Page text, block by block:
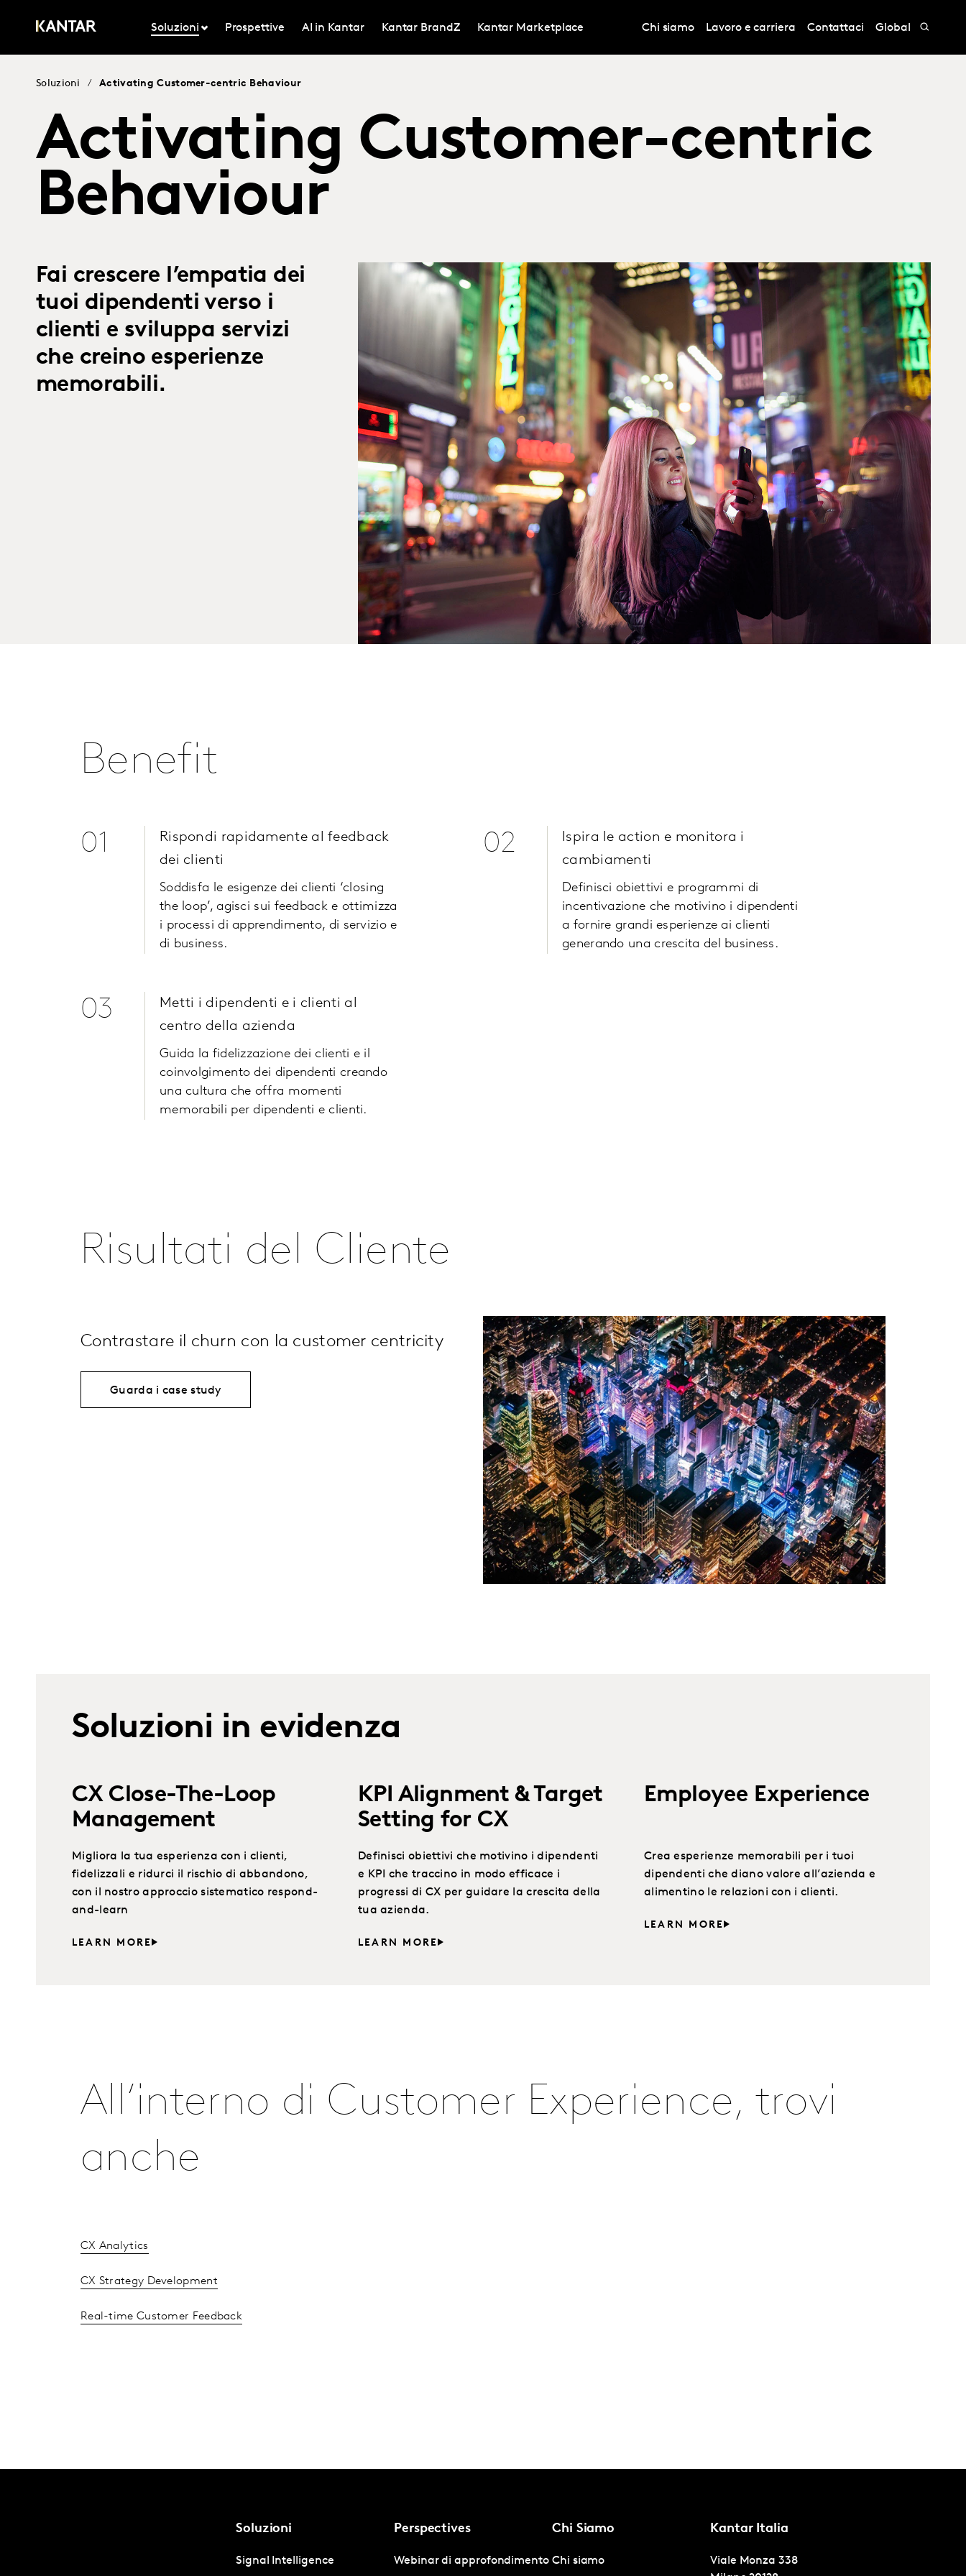
Soluzioni Prospettive AI in Kantar Kantar BrandZ Kantar Marketplace Chi siamo Lavoro e carriera Contattaci Global
Soluzioni / Activating Customer-centric Behaviour
Activating Customer-centric
Behaviour
Fai crescere l’empatia dei
tuoi dipendenti verso i
clienti e sviluppa servizi
che creino esperienze
memorabili.
Benefit
01
Rispondi rapidamente al feedback
dei clienti
Soddisfa le esigenze dei clienti ‘closing
the loop’, agisci sui feedback e ottimizza
i processi di apprendimento, di servizio e
di business.
02
Ispira le action e monitora i
cambiamenti
Definisci obiettivi e programmi di
incentivazione che motivino i dipendenti
a fornire grandi esperienze ai clienti
generando una crescita del business.
03
Metti i dipendenti e i clienti al
centro della azienda
Guida la fidelizzazione dei clienti e il
coinvolgimento dei dipendenti creando
una cultura che offra momenti
memorabili per dipendenti e clienti.
Risultati del Cliente
Contrastare il churn con la customer centricity
Guarda i case study
Soluzioni in evidenza
CX Close-The-Loop
Management
Migliora la tua esperienza con i clienti,
fidelizzali e ridurci il rischio di abbandono,
con il nostro approccio sistematico respond-
and-learn
LEARN MORE
KPI Alignment & Target
Setting for CX
Definisci obiettivi che motivino i dipendenti
e KPI che traccino in modo efficace i
progressi di CX per guidare la crescita della
tua azienda.
LEARN MORE
Employee Experience
Crea esperienze memorabili per i tuoi
dipendenti che diano valore all’azienda e
alimentino le relazioni con i clienti.
LEARN MORE
All’interno di Customer Experience, trovi
anche
CX Analytics
CX Strategy Development
Real-time Customer Feedback
Soluzioni
Signal Intelligence
Perspectives
Webinar di approfondimento
Chi Siamo
Chi siamo
Kantar Italia
Viale Monza 338